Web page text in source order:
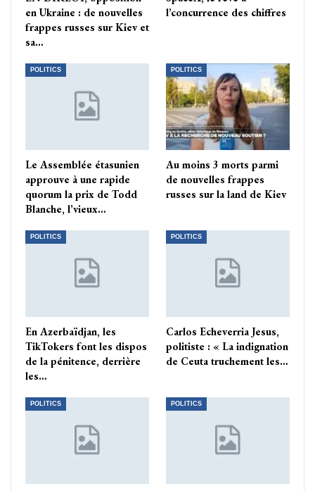
en Ukraine : de nouvelles
frappes russes sur Kiev et
sa…
l’concurrence des chiffres
POLITICS
Le Assemblée étasunien
approuve à une rapide
quorum la prix de Todd
Blanche, l’vieux…
POLITICS
Au moins 3 morts parmi
de nouvelles frappes
russes sur la land de Kiev
POLITICS
En Azerbaïdjan, les
TikTokers font les dispos
de la pénitence, derrière
les…
POLITICS
Carlos Echeverria Jesus,
politiste : « La indignation
de Ceuta truchement les…
POLITICS POLITICS